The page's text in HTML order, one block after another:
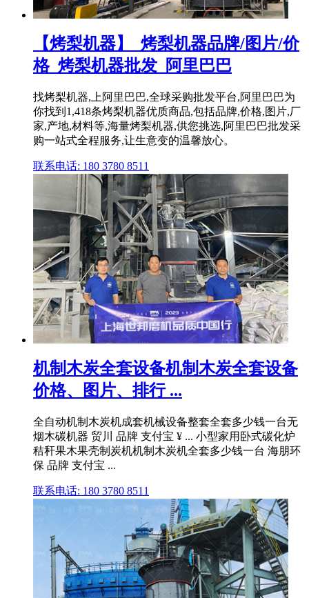
【烤梨机器】_烤梨机器品牌/图片/价
格_烤梨机器批发_阿里巴巴
找烤梨机器,上阿里巴巴,全球采购批发平台,阿里巴巴为
你找到1,418条烤梨机器优质商品,包括品牌,价格,图片,厂
家,产地,材料等,海量烤梨机器,供您挑选,阿里巴巴批发采
购一站式全程服务,让生意变的温馨放心。
联系电话: 180 3780 8511
机制木炭全套设备机制木炭全套设备
价格、图片、排行 ...
全自动机制木炭机成套机械设备整套全套多少钱一台无
烟木碳机器 贸川 品牌 支付宝 ¥ ... 小型家用卧式碳化炉
秸秆果木果壳制炭机机制木炭机全套多少钱一台 海朋环
保 品牌 支付宝 ...
联系电话: 180 3780 8511